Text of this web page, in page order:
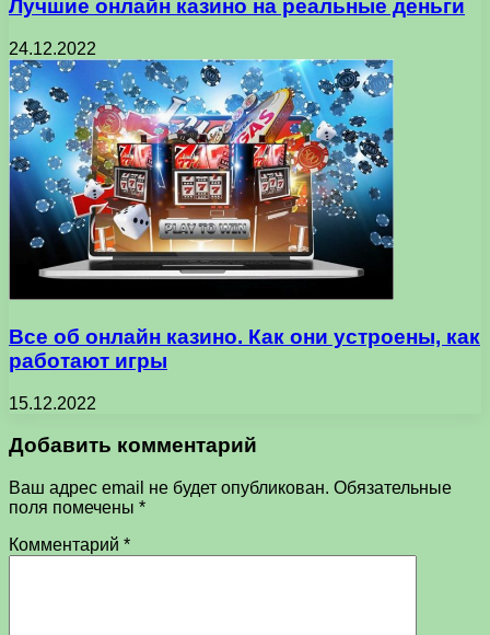
Лучшие онлайн казино на реальные деньги
24.12.2022
Все об онлайн казино. Как они устроены, как
работают игры
15.12.2022
Добавить комментарий
Ваш адрес email не будет опубликован. Обязательные
поля помечены *
Комментарий *